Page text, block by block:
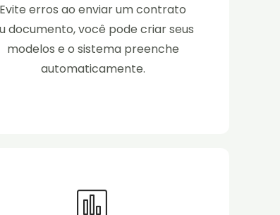
Evite erros ao enviar um contrato
documento, você pode criar seus
modelos e o sistema preenche
automaticamente.